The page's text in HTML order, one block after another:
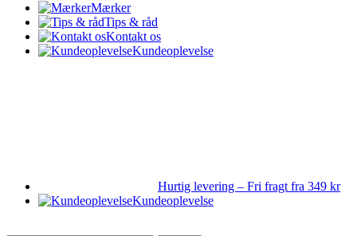
Mærker
Tips & råd
Kontakt os
Kundeoplevelse
Hurtig levering – Fri fragt fra 349 kr
Kundeoplevelse